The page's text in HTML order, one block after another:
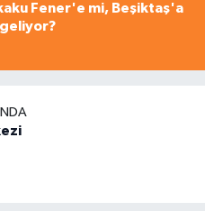
Fener'e mi, Beşiktaş'a
geliyor?